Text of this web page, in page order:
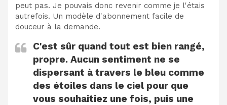
peut pas. Je pouvais donc revenir comme je l'étais
autrefois. Un modèle d'abonnement facile de
douceur à la demande.
C'est sûr quand tout est bien rangé,
propre. Aucun sentiment ne se
dispersant à travers le bleu comme
des étoiles dans le ciel pour que
vous souhaitiez une fois, puis une